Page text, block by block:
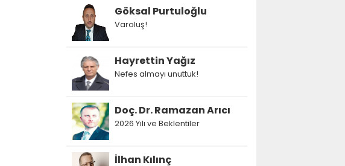
Göksal Purtuloğlu
Varoluş!
Hayrettin Yağız
Nefes almayı unuttuk!
Doç. Dr. Ramazan Arıcı
2026 Yılı ve Beklentiler
İlhan Kılınç